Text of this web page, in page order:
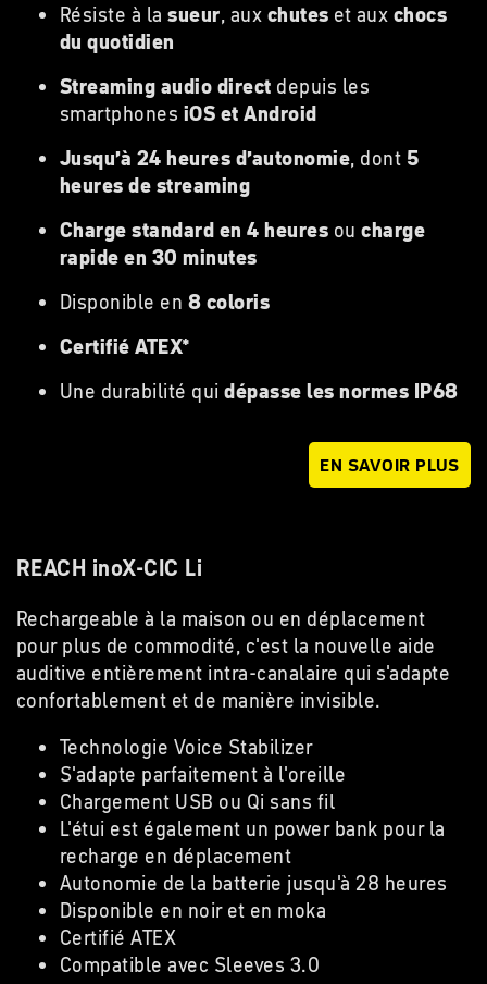
Résiste à lasueur, aux chutes et aux chocs
du quotidien
Streaming audio direct depuis les
smartphones iOS et Android
Jusqu’à 24 heures d’autonomie, dont 5
heures de streaming
Charge standard en 4 heures oucharge
rapide en 30 minutes
Disponible en 8 coloris
Certifié ATEX*
Une durabilité quidépasse les normes IP68
EN SAVOIR PLUS
REACH inoX-CIC Li
Rechargeable à la maison ou en déplacement
pour plus de commodité, c'est la nouvelle aide
auditive entièrement intra-canalaire qui s'adapte
confortablement et de manière invisible.
Technologie Voice Stabilizer
S'adapte parfaitement à l'oreille
Chargement USB ou Qi sans fil
L'étui est également un power bank pour la
recharge en déplacement
Autonomie de la batterie jusqu'à 28 heures
Disponible en noir et en moka
Certifié ATEX
Compatible avec Sleeves 3.0